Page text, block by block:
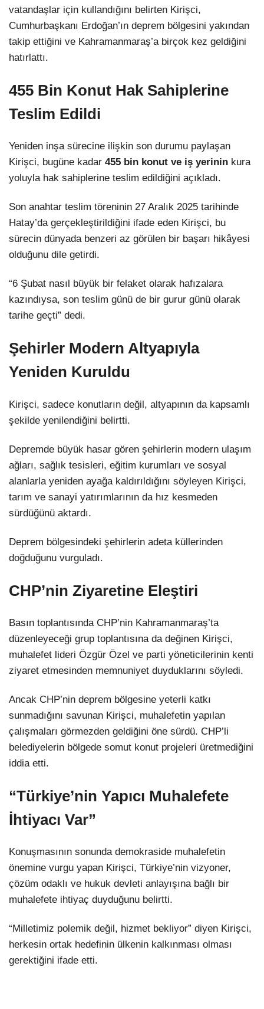
vatandaşlar için kullandığını belirten Kirişci,
Cumhurbaşkanı Erdoğan’ın deprem bölgesini yakından
takip ettiğini ve Kahramanmaraş’a birçok kez geldiğini
hatırlattı.
455 Bin Konut Hak Sahiplerine
Teslim Edildi
Yeniden inşa sürecine ilişkin son durumu paylaşan
Kirişci, bugüne kadar 455 bin konut ve iş yerinin kura
yoluyla hak sahiplerine teslim edildiğini açıkladı.
Son anahtar teslim töreninin 27 Aralık 2025 tarihinde
Hatay’da gerçekleştirildiğini ifade eden Kirişci, bu
sürecin dünyada benzeri az görülen bir başarı hikâyesi
olduğunu dile getirdi.
“6 Şubat nasıl büyük bir felaket olarak hafızalara
kazındıysa, son teslim günü de bir gurur günü olarak
tarihe geçti” dedi.
Şehirler Modern Altyapıyla
Yeniden Kuruldu
Kirişci, sadece konutların değil, altyapının da kapsamlı
şekilde yenilendiğini belirtti.
Depremde büyük hasar gören şehirlerin modern ulaşım
ağları, sağlık tesisleri, eğitim kurumları ve sosyal
alanlarla yeniden ayağa kaldırıldığını söyleyen Kirişci,
tarım ve sanayi yatırımlarının da hız kesmeden
sürdüğünü aktardı.
Deprem bölgesindeki şehirlerin adeta küllerinden
doğduğunu vurguladı.
CHP’nin Ziyaretine Eleştiri
Basın toplantısında CHP’nin Kahramanmaraş’ta
düzenleyeceği grup toplantısına da değinen Kirişci,
muhalefet lideri Özgür Özel ve parti yöneticilerinin kenti
ziyaret etmesinden memnuniyet duyduklarını söyledi.
Ancak CHP’nin deprem bölgesine yeterli katkı
sunmadığını savunan Kirişci, muhalefetin yapılan
çalışmaları görmezden geldiğini öne sürdü. CHP’li
belediyelerin bölgede somut konut projeleri üretmediğini
iddia etti.
“Türkiye’nin Yapıcı Muhalefete
İhtiyacı Var”
Konuşmasının sonunda demokraside muhalefetin
önemine vurgu yapan Kirişci, Türkiye’nin vizyoner,
çözüm odaklı ve hukuk devleti anlayışına bağlı bir
muhalefete ihtiyaç duyduğunu belirtti.
“Milletimiz polemik değil, hizmet bekliyor” diyen Kirişci,
herkesin ortak hedefinin ülkenin kalkınması olması
gerektiğini ifade etti.